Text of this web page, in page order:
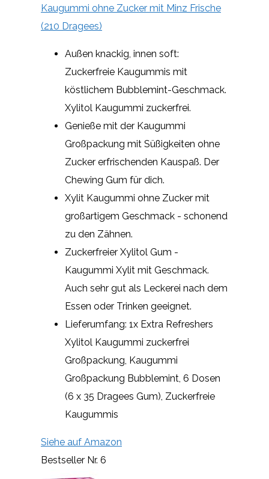
Kaugummi ohne Zucker mit Minz Frische
(210 Dragees)
Außen knackig, innen soft:
Zuckerfreie Kaugummis mit
köstlichem Bubblemint-Geschmack.
Xylitol Kaugummi zuckerfrei.
Genieße mit der Kaugummi
Großpackung mit Süßigkeiten ohne
Zucker erfrischenden Kauspaß. Der
Chewing Gum für dich.
Xylit Kaugummi ohne Zucker mit
großartigem Geschmack - schonend
zu den Zähnen.
Zuckerfreier Xylitol Gum -
Kaugummi Xylit mit Geschmack.
Auch sehr gut als Leckerei nach dem
Essen oder Trinken geeignet.
Lieferumfang: 1x Extra Refreshers
Xylitol Kaugummi zuckerfrei
Großpackung, Kaugummi
Großpackung Bubblemint, 6 Dosen
(6 x 35 Dragees Gum), Zuckerfreie
Kaugummis
Siehe auf Amazon
Bestseller Nr. 6